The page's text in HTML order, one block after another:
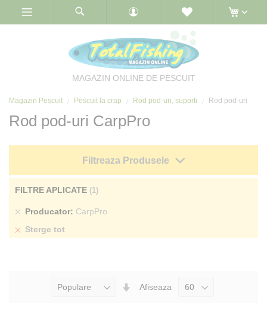
MAGAZIN ONLINE DE PESCUIT
Magazin Pescuit Pescuit la crap Rod pod-uri, suporti Rod pod-uri
Rod pod-uri CarpPro
Seteaza
Afiseaza
Filtreaza Produsele
FILTRE APLICATE
Producator CarpPro
Sterge
Sterge tot